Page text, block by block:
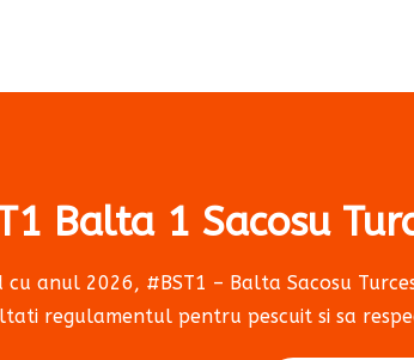
Balta 1 Sacosu
cu anul 2026, #BST1 – Balta Sacosu
regulamentul pentru pescuit si sa